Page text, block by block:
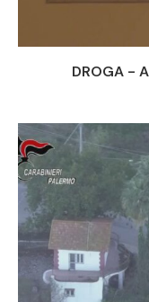
DROGA -